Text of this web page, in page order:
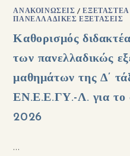
ΑΝΑΚΟΙΝΏΣΕΙΣ /
ΠΑΝΕΛΛΑΔΙΚΈΣ ΕΞΕΤΆΣΕΙΣ
Καθορισμός
των πανελλαδικώς
μαθημάτων της Δ’
ΕΝ.Ε.Ε.ΓΥ.-Λ. για το
2026
…